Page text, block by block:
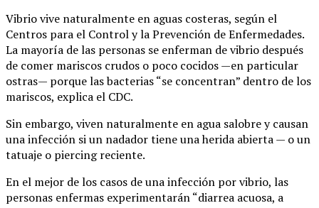
Vibrio vive naturalmente en aguas costeras, según el
Centros para el Control y la Prevención de Enfermedades.
La mayoría de las personas se enferman de vibrio después
de comer mariscos crudos o poco cocidos —en particular
ostras— porque las bacterias “se concentran” dentro de los
mariscos, explica el CDC.
Sin embargo, viven naturalmente en agua salobre y causan
una infección si un nadador tiene una herida abierta — o un
tatuaje o piercing reciente.
En el mejor de los casos de una infección por vibrio, las
personas enfermas experimentarán “diarrea acuosa, a